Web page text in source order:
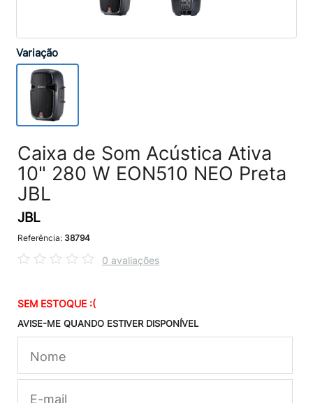
Variação
Caixa de Som Acústica Ativa
10" 280 W EON510 NEO Preta
JBL
JBL
Referência: 38794
0 avaliações
SEM ESTOQUE :(
AVISE-ME QUANDO ESTIVER DISPONÍVEL